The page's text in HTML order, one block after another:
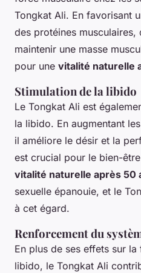
Tongkat Ali. En favorisant
des protéines musculaires,
maintenir une masse
pour une vitalité naturelle
Stimulation de la libido
Le Tongkat Ali est
la libido. En augmentant
il améliore le désir et la
est crucial pour le bien-
vitalité naturelle après 50
sexuelle épanouie, et le
à cet égard.
Renforcement du
En plus de ses effets sur
libido, le Tongkat Ali